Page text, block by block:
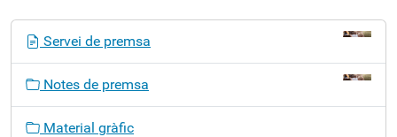
Servei de premsa
Notes de premsa
Material gràfic